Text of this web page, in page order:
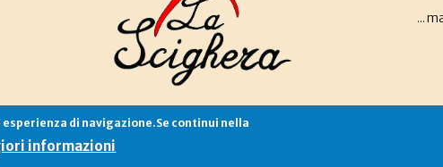
...
Associazione La Scigheracopyleft |cookies
di navigazione.Se continui nella
informazioni